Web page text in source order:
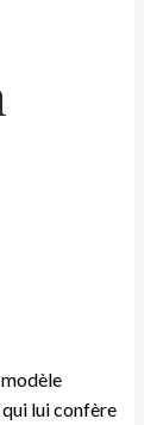
lui confère